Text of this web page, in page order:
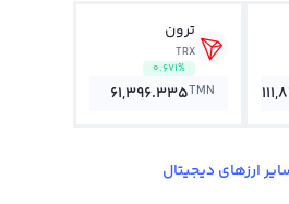
ترون
TRX
0.671%
61,396.335TMN
ارزهای دیجیتال